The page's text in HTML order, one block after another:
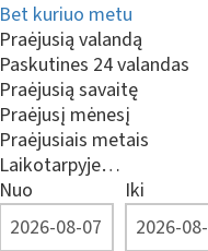
Bet kuriuo metu
Praėjusią valandą
Paskutines 24 valandas
Praėjusią savaitę
Praėjusį mėnesį
Praėjusiais metais
Laikotarpyje…
Nuo
Iki